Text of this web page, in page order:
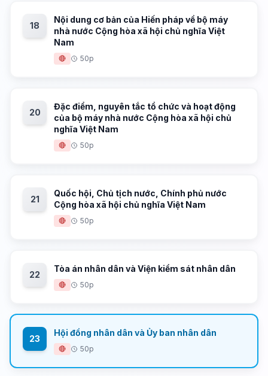
18
Nội dung cơ bản của Hiến pháp về bộ máy
nhà nước Cộng hòa xã hội chủ nghĩa Việt
Nam
🔴 50p
20
Đặc điểm, nguyên tắc tổ chức và hoạt động
của bộ máy nhà nước Cộng hòa xã hội chủ
nghĩa Việt Nam
🔴 50p
21
Quốc hội, Chủ tịch nước, Chính phủ nước
Cộng hòa xã hội chủ nghĩa Việt Nam
🔴 50p
22
Tòa án nhân dân và Viện kiểm sát nhân dân
🔴 50p
23
Hội đồng nhân dân và Ủy ban nhân dân
🔴 50p